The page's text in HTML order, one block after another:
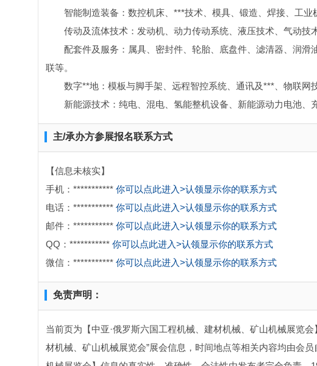
智能制造装备：数控机床、***技术、模具、锻造、焊接、工业
传动及流体技术：发动机、动力传动系统、液压技术、气动技
配套件及服务：属具、密封件、轮胎、底盘件、滤清器、润
联等。
数字**地：模板与脚手架、远程智控系统、通讯及***、物联网
新能源技术：纯电、混电、氢能整机设备、新能源动力电池、
主/承办方参展报名联系方式
【信息未核实】
手机：*********** 你可以点此进入>认领显示你的联系方式
电话：*********** 你可以点此进入>认领显示你的联系方式
邮件：*********** 你可以点此进入>认领显示你的联系方式
QQ：*********** 你可以点此进入>认领显示你的联系方式
微信：*********** 你可以点此进入>认领显示你的联系方式
免责声明：
当前页为【中亚·俄罗斯六国工程机械、建材机械、矿山机械展览
材机械、矿山机械展览会”展会信息，时间地点等相关内容均由会